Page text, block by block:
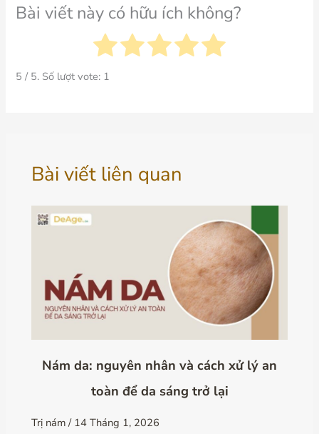
Bài viết này có hữu ích không?
5 / 5. Số lượt vote: 1
Bài viết liên quan
Nám da: nguyên nhân và cách xử lý an
toàn để da sáng trở lại
Trị nám / 14 Tháng 1, 2026